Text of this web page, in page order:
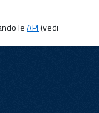
leAPI(vedi